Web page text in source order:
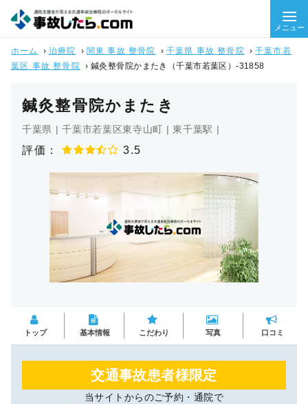
メニュー
ホーム › 治療院 › 関東 事故 整骨院 › 千葉県 事故 整骨院 ›千葉市若
葉区 事故 整骨院 ›鍼灸整骨院かまたき（千葉市若葉区）-31858
鍼灸整骨院かまたき
千葉県 | 千葉市若葉区東寺山町 | 東千葉駅 |
評価： 3.5
トップ 基本情報 こだわり 写真 口コミ
交通事故患者様限定
当サイトからのご予約・通院で